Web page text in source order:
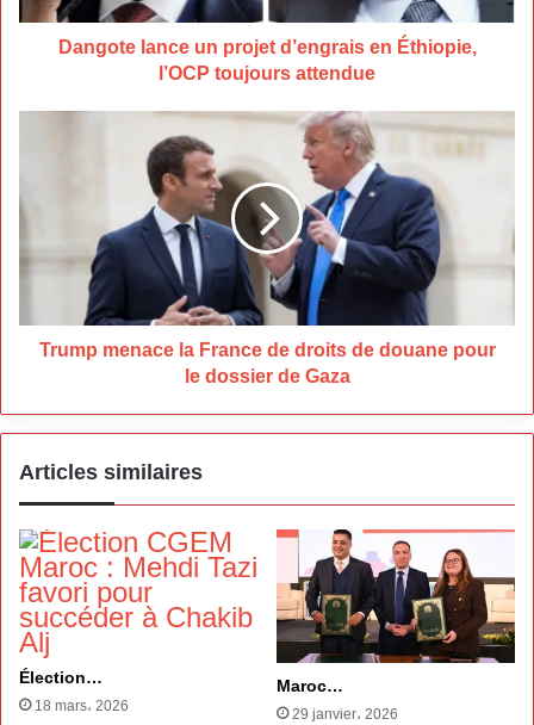
toujours
attendue
Dangote lance un projet d’engrais en Éthiopie,
l’OCP toujours attendue
Trump
France
droits
de
douane
pour
Gaza
Trump menace la France de droits de douane pour
le dossier de Gaza
Articles similaires
Élection…
18 mars، 2026
Maroc…
29 janvier، 2026